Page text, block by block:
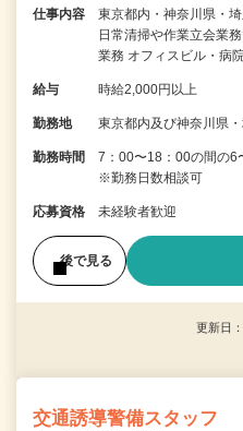
仕事内容
東京都内・神奈川県・
日常清掃や作業立会業
業務 オフィスビル・病
給与 時給2,000円以上
勤務地 東京都内及び神奈川県
勤務時間
7：00〜18：00の間の
※勤務日数相談可
応募資格 未経験者歓迎
後で見る
更新日
交通誘導警備スタッフ